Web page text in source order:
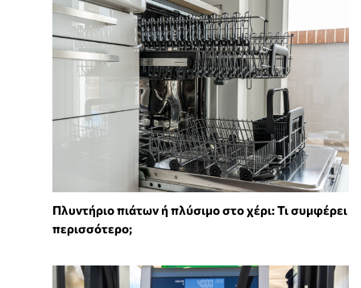
Πλυντήριο πιάτων ή πλύσιμο στο χέρι: Τι συμφέρει
περισσότερο;